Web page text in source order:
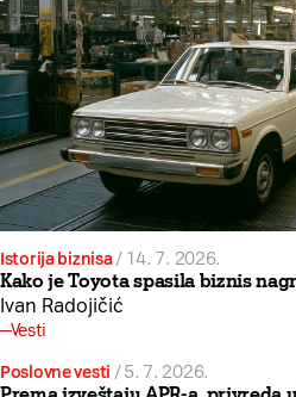
Istorija biznisa / 14. 7. 2026.
Kako je Toyota spasila biznis
Ivan Radojičić
Vesti
Poslovne vesti /5. 7. 2026.